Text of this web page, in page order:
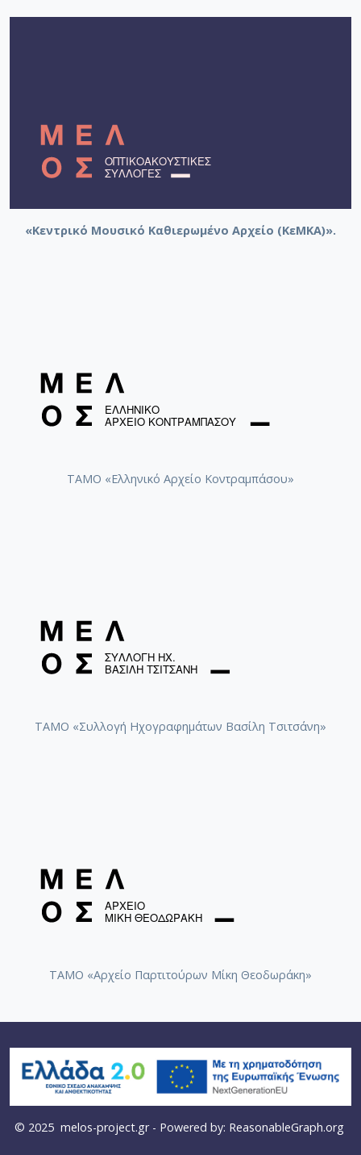
«Κεντρικό Μουσικό Καθιερωμένο Αρχείο (ΚεΜΚΑ)».
ΤΑΜΟ «Ελληνικό Αρχείο Κοντραμπάσου»
ΤΑΜΟ «Συλλογή Ηχογραφημάτων Βασίλη Τσιτσάνη»
ΤΑΜΟ «Αρχείο Παρτιτούρων Μίκη Θεοδωράκη»
© 2025 melos-project.gr- Powered by: ReasonableGraph.org